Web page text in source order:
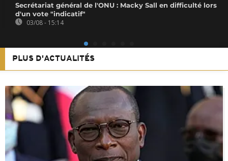
Secrétariat général de l'ONU : Macky Sall en difficulté lors
d'un vote "indicatif"
03/08 - 15:14
PLUS D'ACTUALITÉS